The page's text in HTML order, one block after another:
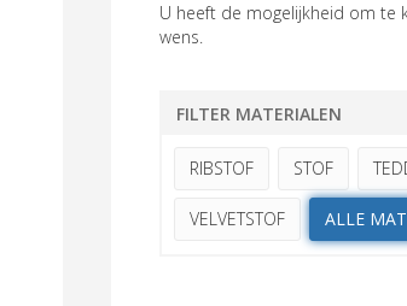
U heeft de mogelijkheid om te
wens.
FILTER MATERIALEN
RIBSTOF STOF
VELVETSTOF ALLE